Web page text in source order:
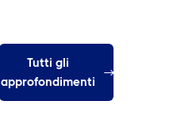
Tutti gli
approfondimenti